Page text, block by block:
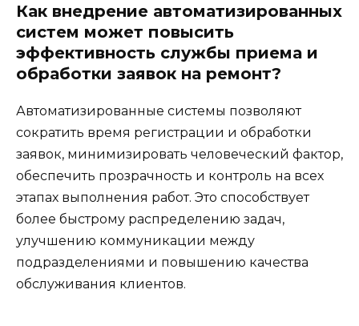
Как внедрение автоматизированных
систем может повысить
эффективность службы приема и
обработки заявок на ремонт?
Автоматизированные системы позволяют
сократить время регистрации и обработки
заявок, минимизировать человеческий фактор,
обеспечить прозрачность и контроль на всех
этапах выполнения работ. Это способствует
более быстрому распределению задач,
улучшению коммуникации между
подразделениями и повышению качества
обслуживания клиентов.